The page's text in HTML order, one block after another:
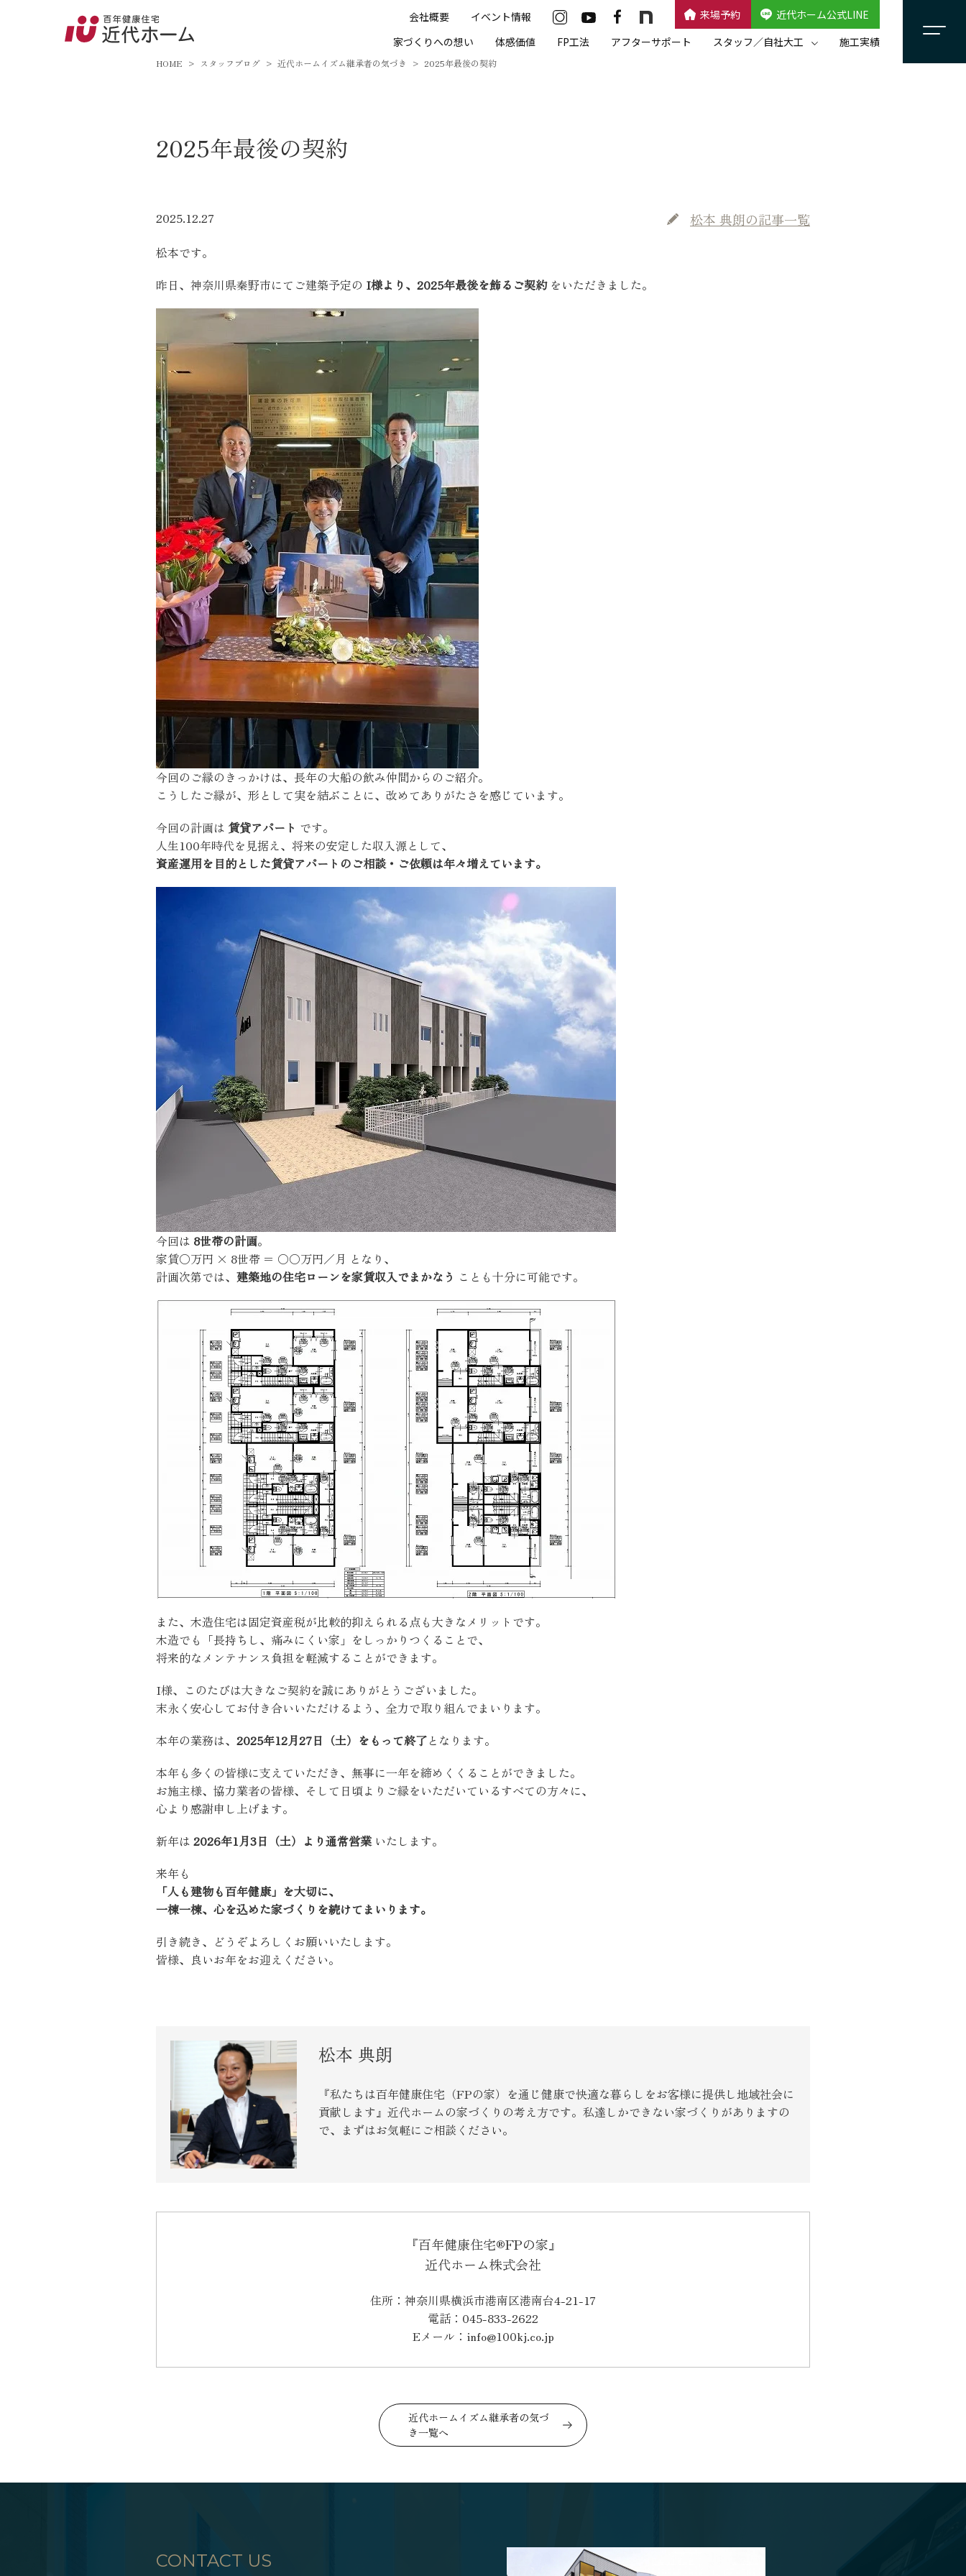
会社概要 イベント情報 来場予約
近代ホーム公式LINE
家づくりへの想い
体感価値 FP工法 アフターサポート スタッフ／自社大工 施工実績
近代ホーム公式LINE
CLOSE×
家づくりへの想い
モデルハウス
住宅イベント情報
近代ホームについて
スタッフ紹介
自社大工集団「名匠会」
ホームオーナー様が集う会『100TOMO』
スタッフブログ
よくある質問
近代ホーム公式LINE
来場予約
オンライン相談
HOME スタッフブログ 近代ホームイズム継承者の気づき 2025年最後の契約
2025年最後の契約
2025.12.27 松本 典朗の記事一覧
松本です。
昨日、神奈川県秦野市にてご建築予定の I様より、2025年最後を飾るご契約をいただきました。
今回のご縁のきっかけは、長年の大船の飲み仲間からのご紹介。
こうしたご縁が、形として実を結ぶことに、改めてありがたさを感じています。
今回の計画は 賃貸アパート です。
人生100年時代を見据え、将来の安定した収入源として、
資産運用を目的とした賃貸アパートのご相談・ご依頼は年々増えています。
今回は 8世帯の計画。
家賃〇万円 × 8世帯 ＝ 〇〇万円／月 となり、
計画次第では、 建築地の住宅ローンを家賃収入でまかなう ことも十分に可能です。
また、木造住宅は固定資産税が比較的抑えられる点も大きなメリットです。
木造でも「長持ちし、痛みにくい家」をしっかりつくることで、
将来的なメンテナンス負担を軽減することができます。
I様、このたびは大きなご契約を誠にありがとうございました。
末永く安心してお付き合いいただけるよう、全力で取り組んでまいります。
本年の業務は、 2025年12月27日（土）をもって終了となります。
本年も多くの皆様に支えていただき、無事に一年を締めくくることができました。
お施主様、協力業者の皆様、そして日頃よりご縁をいただいているすべての方々に、
心より感謝申し上げます。
新年は 2026年1月3日（土）より通常営業いたします。
来年も
「人も建物も百年健康」を大切に、
一棟一棟、心を込めた家づくりを続けてまいります。
引き続き、どうぞよろしくお願いいたします。
皆様、良いお年をお迎えください。
松本 典朗
『私たちは百年健康住宅（FPの家）を通じ健康で快適な暮らしをお客様に提供し地域社会に
貢献します』近代ホームの家づくりの考え方です。私達しかできない家づくりがありますの
で、まずはお気軽にご相談ください。
『百年健康住宅®FPの家』
近代ホーム株式会社
住所：神奈川県横浜市港南区港南台4-21-17
電話：045-833-2622
Eメール：info@100kj.co.jp
近代ホームイズム継承者の気づ
き一覧へ
CONTACT US